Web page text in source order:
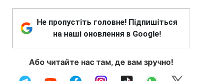
Не пропустіть головне! Підпишіться
на наші оновлення в Google!
Або читайте нас там, де вам зручно!